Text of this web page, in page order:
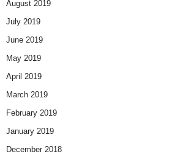
August 2019
July 2019
June 2019
May 2019
April 2019
March 2019
February 2019
January 2019
December 2018